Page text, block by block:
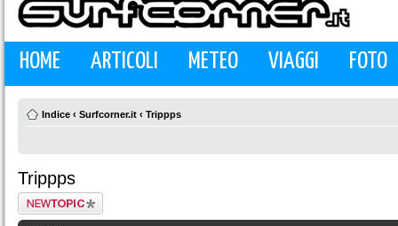
HOME ARTICOLI METEO VIAGGI FOTO
Indice ‹ Surfcorner.it ‹ Trippps
Trippps
Scrivi un nuovo
argomento